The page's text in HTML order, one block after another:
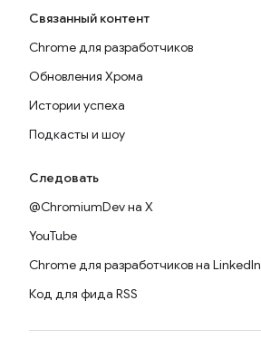
Связанный контент
Chrome для разработчиков
Обновления Хрома
Истории успеха
Подкасты и шоу
Следовать
@ChromiumDev на X
YouTube
Chrome для разработчиков на LinkedIn
Код для фида RSS